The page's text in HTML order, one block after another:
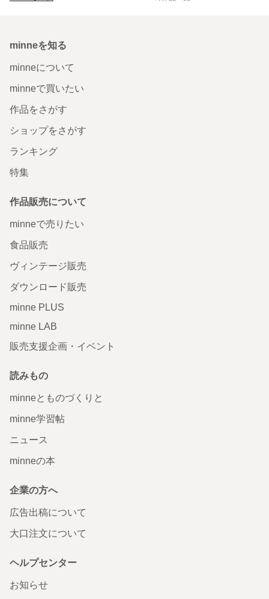
minneを知る
minneについて
minneで買いたい
作品をさがす
ショップをさがす
ランキング
特集
作品販売について
minneで売りたい
食品販売
ヴィンテージ販売
ダウンロード販売
minne PLUS
minne LAB
販売支援企画・イベント
読みもの
minneとものづくりと
minne学習帖
ニュース
minneの本
企業の方へ
広告出稿について
大口注文について
ヘルプセンター
お知らせ